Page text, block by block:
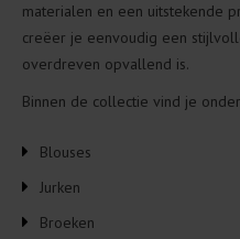
materialen en een uitstekende
creëer je eenvoudig een
overdreven opvallend is.
Binnen de collectie vind je
Blouses
Jurken
Broeken